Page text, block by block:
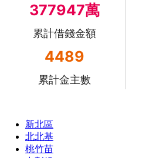
377947萬
累計借錢金額
4489
累計金主數